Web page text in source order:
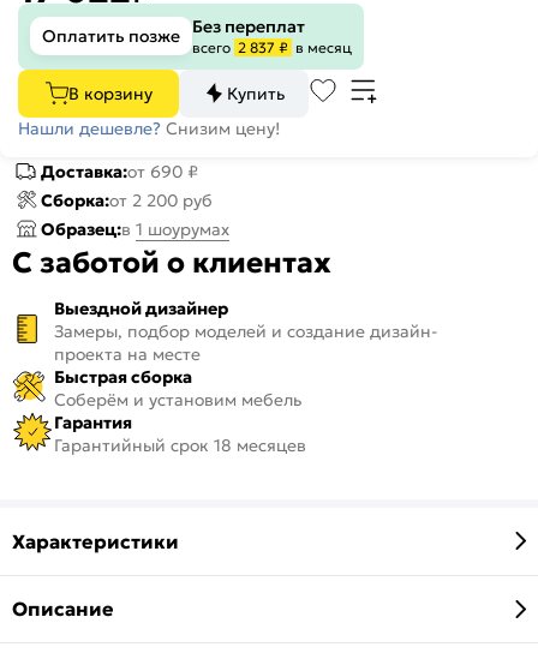
Оплатить позже Без переплат
всего 2 837 ₽ в месяц
В корзину
Купить
Нашли дешевле? Снизим цену!
Доставка:от 690 ₽
Сборка:от 2 200 руб
Образец:в 1 шоурумах
С заботой о клиентах
Выездной дизайнер
Замеры, подбор моделей и создание дизайн-
проекта на месте
Быстрая сборка
Соберём и установим мебель
Гарантия
Гарантийный срок 18 месяцев
Характеристики
Описание